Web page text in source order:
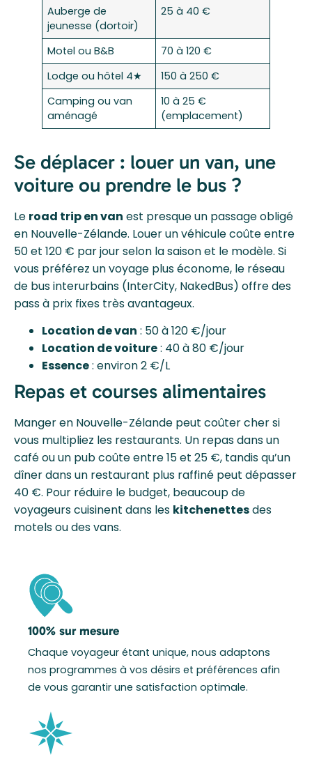
Auberge de
jeunesse (dortoir)
25 à 40 €
Motel ou B&B
70 à 120 €
Lodge ou hôtel 4★
150 à 250 €
Camping ou van
aménagé
10 à 25 €
(emplacement)
Se déplacer : louer un van, une
voiture ou prendre le bus ?
Le road trip en van est presque un passage obligé
en Nouvelle-Zélande. Louer un véhicule coûte entre
50 et 120 € par jour selon la saison et le modèle. Si
vous préférez un voyage plus économe, le réseau
de bus interurbains (InterCity, NakedBus) offre des
pass à prix fixes très avantageux.
Location de van : 50 à 120 €/jour
Location de voiture: 40 à 80 €/jour
Essence: environ 2 €/L
Repas et courses alimentaires
Manger en Nouvelle-Zélande peut coûter cher si
vous multipliez les restaurants. Un repas dans un
café ou un pub coûte entre 15 et 25 €, tandis qu’un
dîner dans un restaurant plus raffiné peut dépasser
40 €. Pour réduire le budget, beaucoup de
voyageurs cuisinent dans les kitchenettesdes
motels ou des vans.
100% sur mesure
Chaque voyageur étant unique, nous adaptons
nos programmes à vos désirs et préférences afin
de vous garantir une satisfaction optimale.